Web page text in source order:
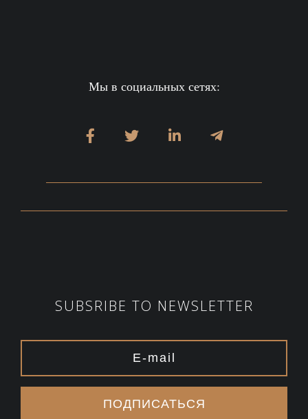
Мы в социальных сетях:
SUBSRIBE TO NEWSLETTER
ПОДПИСАТЬСЯ